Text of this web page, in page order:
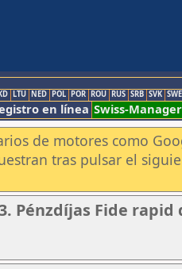
LTU NED POL POR ROU RUS SRB SVK SWE
en línea Swiss-Manager
de motores como
tras pulsar el
Pénzdíjas Fide rapid